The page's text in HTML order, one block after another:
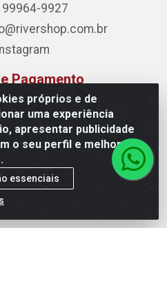
próprios e de
uma experiência
apresentar publicidade
o seu perfil e melhorar a
essenciais
99964-9927
Pagamento